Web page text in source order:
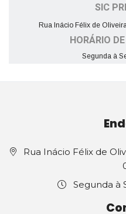
SIC
Rua Inácio Félix de
HORÁRIO
Segunda à
Rua Inácio Félix de
Segunda à